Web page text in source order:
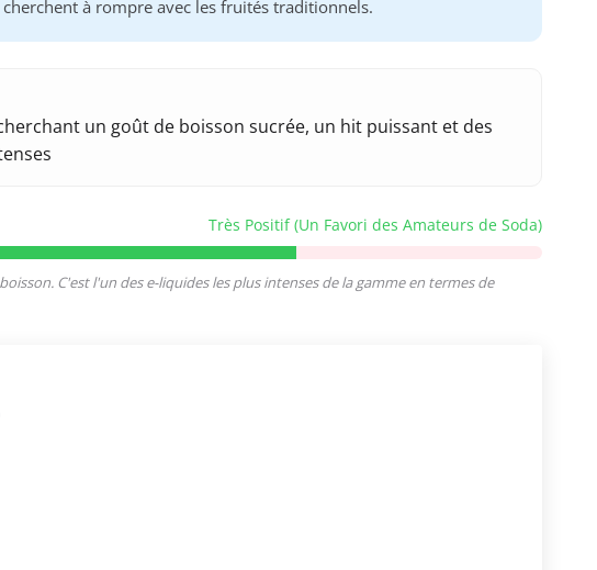
à rompre avec les fruités traditionnels.
un goût de boisson sucrée, un hit puissant et des
Très Positif (Un Favori des Amateurs de Soda)
C'est l'un des e-liquides les plus intenses de la gamme en termes de